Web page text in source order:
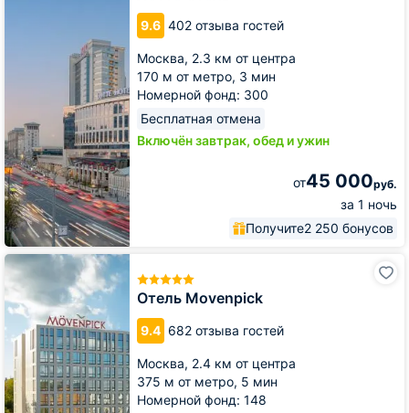
9.6 402 отзыва гостей
Москва, 2.3 км от центра
170 м от метро, 3 мин
Номерной фонд: 300
Бесплатная отмена
Включён завтрак, обед и ужин
от45 000руб.
за 1 ночь
Получите2 250 бонусов
Отель Movenpick
9.4 682 отзыва гостей
Москва, 2.4 км от центра
375 м от метро, 5 мин
Номерной фонд: 148
Отель
Movenpick